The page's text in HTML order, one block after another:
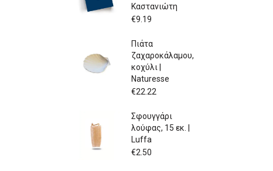
Καστανιώτη
€9.19
Πιάτα
ζαχαροκάλαμου,
κοχύλι |
Naturesse
€22.22
Σφουγγάρι
λούφας, 15 εκ. |
Luffa
€2.50